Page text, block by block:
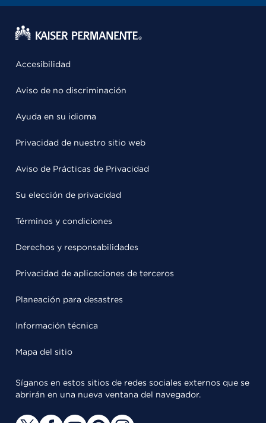
Accesibilidad
Aviso de no discriminación
Ayuda en su idioma
Privacidad de nuestro sitio web
Aviso de Prácticas de Privacidad
Su elección de privacidad
Términos y condiciones
Derechos y responsabilidades
Privacidad de aplicaciones de terceros
Planeación para desastres
Información técnica
Mapa del sitio
Síganos en estos sitios de redes sociales externos que se
abrirán en una nueva ventana del navegador.